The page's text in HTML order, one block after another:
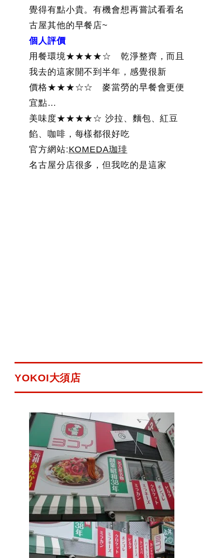
覺得有點小貴。有機會想再嘗試看看名
古屋其他的早餐店~
個人評價
用餐環境★★★★☆ 乾淨整齊，而且
我去的這家開不到半年，感覺很新
價格★★★☆☆ 麥當勞的早餐會更便
宜點…
美味度★★★★☆ 沙拉、麵包、紅豆
餡、咖啡，每樣都很好吃
官方網站:KOMEDA珈琲
名古屋分店很多，但我吃的是這家
YOKOI大須店